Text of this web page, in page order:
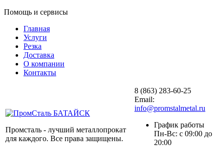
Помощь и сервисы
Главная
Услуги
Резка
Доставка
О компании
Контакты
Промсталь - лучший металлопрокат
для каждого. Все права защищены.
8 (863) 283-60-25
Email:
info@promstalmetal.ru
График работы
Пн-Вс: с 09:00 до
20:00